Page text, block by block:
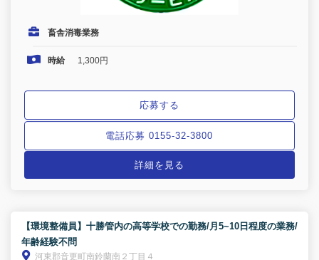
畜舎消毒業務
時給 1,300円
応募する
電話応募 0155-32-3800
詳細を見る
【環境整備員】十勝管内の高等学校での勤務/月5~10日程度の業務/
年齢経験不問
河東郡音更町南鈴蘭南２丁目４